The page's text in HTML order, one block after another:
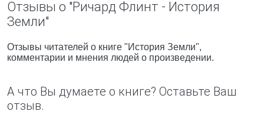
Отзывы о "Ричард Флинт - История
Земли"
Отзывы читателей о книге "История Земли",
комментарии и мнения людей о произведении.
А что Вы думаете о книге? Оставьте Ваш
отзыв.